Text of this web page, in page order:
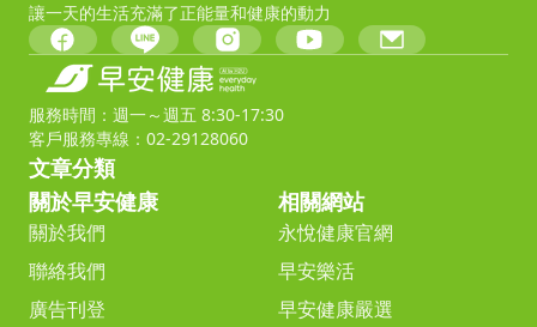
讓一天的生活充滿了正能量和健康的動力
服務時間：週一～週五 8:30-17:30
客戶服務專線：02-29128060
文章分類
關於早安健康
關於我們
聯絡我們
廣告刊登
相關網站
永悅健康官網
早安樂活
早安健康嚴選